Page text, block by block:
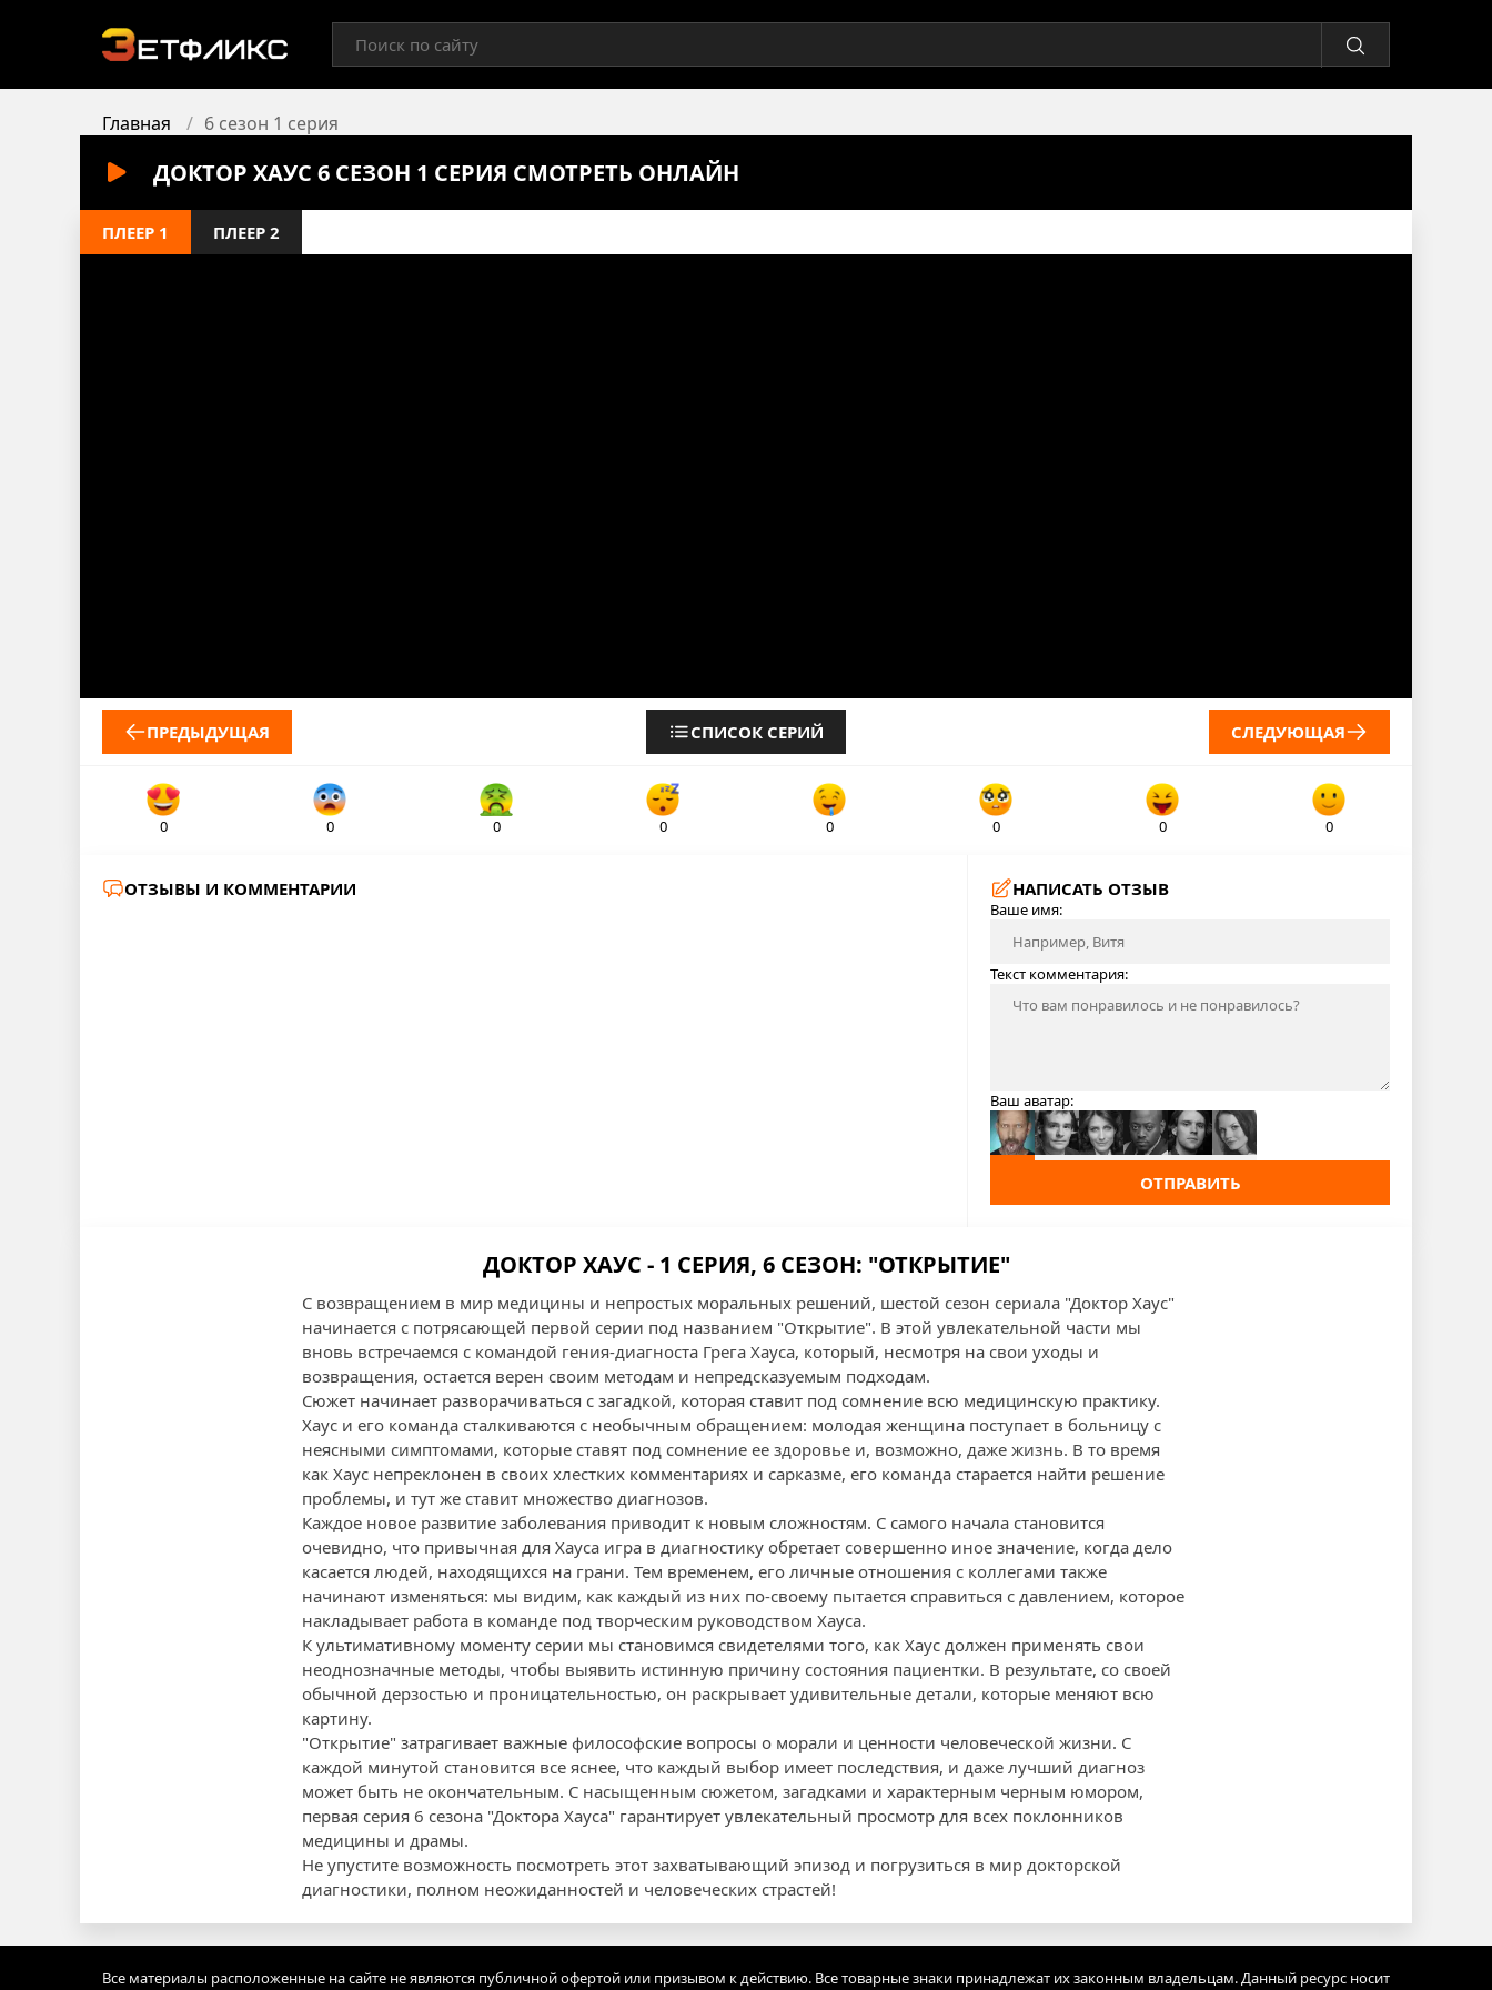
Главная 6 сезон 1 серия
ДОКТОР ХАУС 6 СЕЗОН 1 СЕРИЯ СМОТРЕТЬ ОНЛАЙН
ПЛЕЕР 1 ПЛЕЕР 2
ПРЕДЫДУЩАЯ СПИСОК СЕРИЙ СЛЕДУЮЩАЯ
0 0 0 0 0 0 0 0
ОТЗЫВЫ И КОММЕНТАРИИ НАПИСАТЬ ОТЗЫВ
Ваше имя:
Текст комментария:
Ваш аватар:
ОТПРАВИТЬ
ДОКТОР ХАУС - 1 СЕРИЯ, 6 СЕЗОН: "ОТКРЫТИЕ"
С возвращением в мир медицины и непростых моральных решений, шестой сезон сериала "Доктор Хаус"
начинается с потрясающей первой серии под названием "Открытие". В этой увлекательной части мы
вновь встречаемся с командой гения-диагноста Грега Хауса, который, несмотря на свои уходы и
возвращения, остается верен своим методам и непредсказуемым подходам.
Сюжет начинает разворачиваться с загадкой, которая ставит под сомнение всю медицинскую практику.
Хаус и его команда сталкиваются с необычным обращением: молодая женщина поступает в больницу с
неясными симптомами, которые ставят под сомнение ее здоровье и, возможно, даже жизнь. В то время
как Хаус непреклонен в своих хлестких комментариях и сарказме, его команда старается найти решение
проблемы, и тут же ставит множество диагнозов.
Каждое новое развитие заболевания приводит к новым сложностям. С самого начала становится
очевидно, что привычная для Хауса игра в диагностику обретает совершенно иное значение, когда дело
касается людей, находящихся на грани. Тем временем, его личные отношения с коллегами также
начинают изменяться: мы видим, как каждый из них по-своему пытается справиться с давлением, которое
накладывает работа в команде под творческим руководством Хауса.
К ультимативному моменту серии мы становимся свидетелями того, как Хаус должен применять свои
неоднозначные методы, чтобы выявить истинную причину состояния пациентки. В результате, со своей
обычной дерзостью и проницательностью, он раскрывает удивительные детали, которые меняют всю
картину.
"Открытие" затрагивает важные философские вопросы о морали и ценности человеческой жизни. С
каждой минутой становится все яснее, что каждый выбор имеет последствия, и даже лучший диагноз
может быть не окончательным. С насыщенным сюжетом, загадками и характерным черным юмором,
первая серия 6 сезона "Доктора Хауса" гарантирует увлекательный просмотр для всех поклонников
медицины и драмы.
Не упустите возможность посмотреть этот захватывающий эпизод и погрузиться в мир докторской
диагностики, полном неожиданностей и человеческих страстей!
Все материалы расположенные на сайте не являются публичной офертой или призывом к действию. Все товарные знаки принадлежат их законным владельцам. Данный ресурс носит